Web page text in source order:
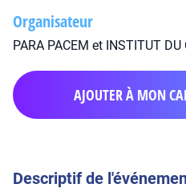
Organisateur
PARA PACEM et INSTITUT
AJOUTER À MON
Descriptif de